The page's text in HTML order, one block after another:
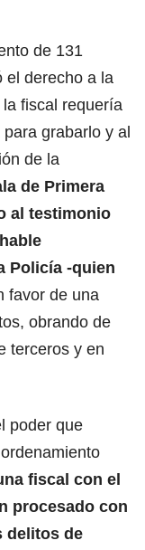
de 131
el derecho a la
fiscal requería
grabarlo y al
de la
de Primera
al testimonio
Policía -quien
favor de una
obrando de
terceros y en
poder que
fiscal con el
procesado con
delitos de